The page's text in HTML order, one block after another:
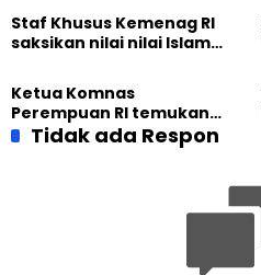
Kemanusiaan Global
Staf Khusus Kemenag RI
saksikan nilai nilai Islam
Internasional Muslim
Ahmadiyah UK 2026
Ketua Komnas
Perempuan RI temukan
optimisme
Tidak ada Respon